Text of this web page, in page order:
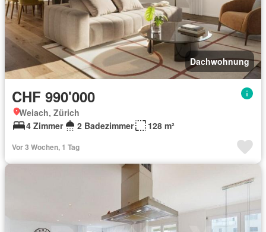
Dachwohnung
CHF 990'000
Weiach, Zürich
4 Zimmer
2 Badezimmer 128 m²
Vor 3 Wochen, 1 Tag